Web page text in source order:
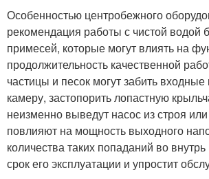
Особенностью центробежного
рекомендация работы с чистой водой
примесей, которые могут влиять на
продолжительность качественной
частицы и песок могут забить
камеру, застопорить лопастную
неизменно выведут насос из строя
повлияют на мощность выходного
количества таких попаданий во
срок его эксплуатации и упростит